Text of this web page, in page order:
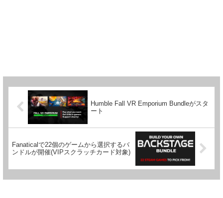
Humble Fall VR Emporium Bundleがスタ
ート
Fanaticalで22個のゲームから選択するバ
ンドルが開催(VIPスクラッチカード対象)